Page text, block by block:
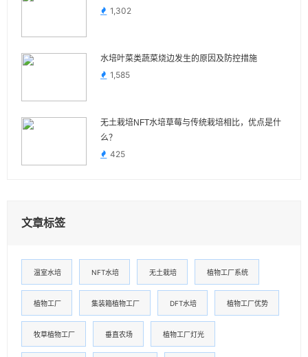
1,302
水培叶菜类蔬菜烧边发生的原因及防控措施
1,585
无土栽培NFT水培草莓与传统栽培相比，优点是什
么？
425
文章标签
温室水培 NFT水培 无土栽培 植物工厂系统
植物工厂 集装箱植物工厂 DFT水培 植物工厂优势
牧草植物工厂 垂直农场 植物工厂灯光